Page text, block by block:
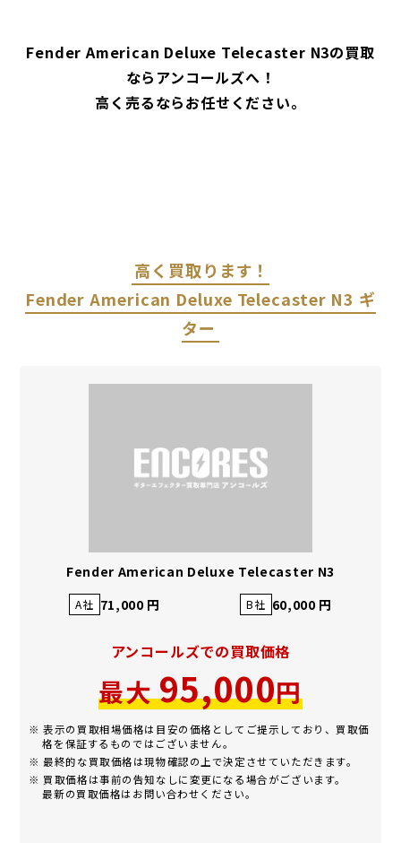
Fender American Deluxe Telecaster N3の買取
ならアンコールズへ！
高く売るならお任せください。
高く買取ります！
Fender American Deluxe Telecaster N3 ギ
ター
Fender American Deluxe Telecaster N3
A社 71,000 円 B社 60,000 円
アンコールズでの買取価格
最大95,000円
※ 表示の買取相場価格は目安の価格としてご提示しており、買取価
格を保証するものではございません。
※ 最終的な買取価格は現物確認の上で決定させていただきます。
※ 買取価格は事前の告知なしに変更になる場合がございます。
最新の買取価格はお問い合わせください。